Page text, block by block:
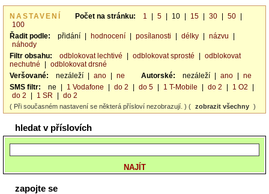
NASTAVENÍ Počet na stránku: 1 5 10 15 30 50
100
Řadit podle:
přidání hodnocení posílanosti délky názvu
náhody
Filtr obsahu:
odblokovat lechtivé odblokovat sprosté
odblokovat
nechutné
odblokovat drsné
Veršované:
nezáleží ano ne Autorské: nezáleží ano
ne
SMS filtr:
ne 1 Vodafone do 2 do 5 1 T-Mobile do 2 1 O2
do 2
1 SR do 2
( Při současném nastavení se některá přísloví nezobrazují. ) ( zobrazit všechny )
hledat v příslovích
zapojte se